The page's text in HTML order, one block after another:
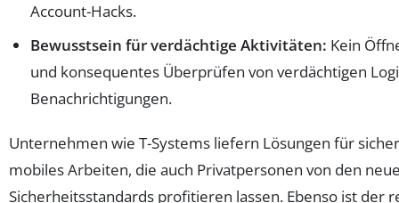
Account-Hacks.
Bewusstsein für verdächtige Aktivitäten: Kein
und konsequentes Überprüfen von verdächtigen
Benachrichtigungen.
Unternehmen wie T-Systems liefern Lösungen für
mobiles Arbeiten, die auch Privatpersonen von den
Sicherheitsstandards profitieren lassen. Ebenso ist der